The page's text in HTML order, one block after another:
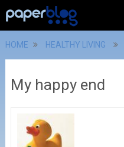
HOME HEALTHY LIVING
My happy end